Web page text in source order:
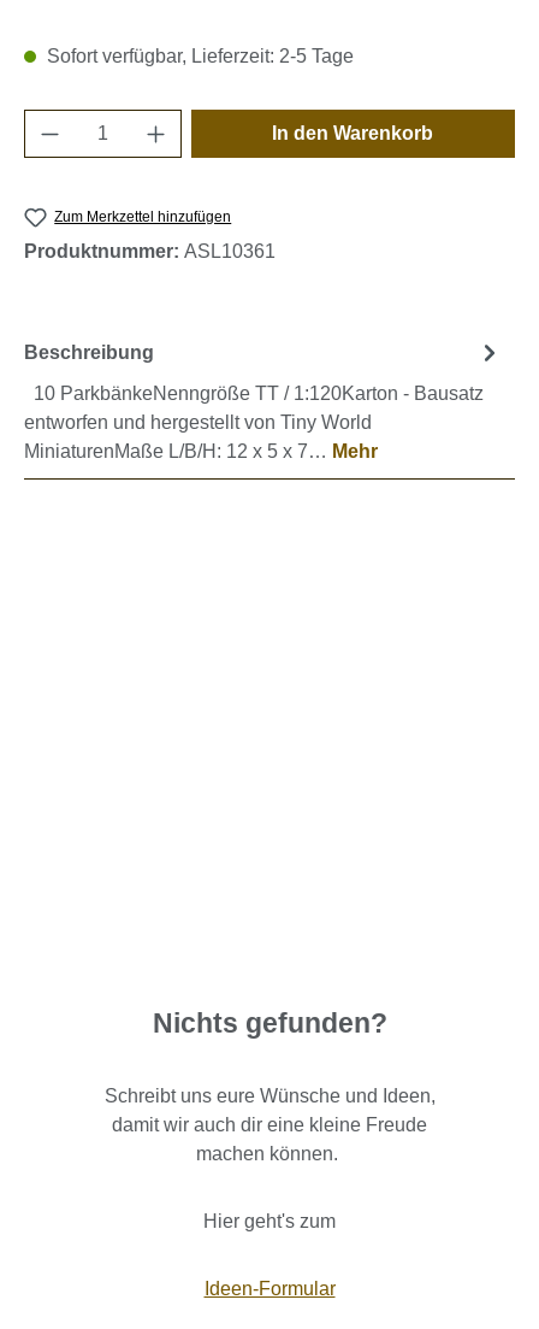
Sofort verfügbar, Lieferzeit: 2-5 Tage
Produkt Anzahl: Gib den gewünschten
In den Warenkorb
Zum Merkzettel hinzufügen
Produktnummer: ASL10361
Beschreibung
10 ParkbänkeNenngröße TT / 1:120Karton - Bausatz
entworfen und hergestellt von Tiny World
MiniaturenMaße L/B/H: 12 x 5 x 7… Mehr
Nichts gefunden?
Schreibt uns eure Wünsche und Ideen,
damit wir auch dir eine kleine Freude
machen können.
Hier geht's zum
Ideen-Formular